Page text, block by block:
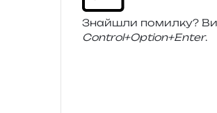
Знайшли помил­ку?
Control+Option+Enter.